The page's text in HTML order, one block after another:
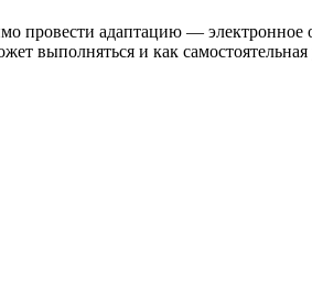
провести адаптацию —
выполняться и как